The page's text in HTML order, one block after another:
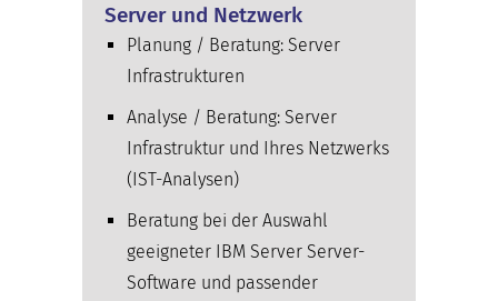
Server und Netzwerk
Planung / Beratung: Server
Infrastrukturen
Analyse / Beratung: Server
Infrastruktur und Ihres Netzwerks
(IST-Analysen)
Beratung bei der Auswahl
geeigneter IBM Server Server-
Software und passender